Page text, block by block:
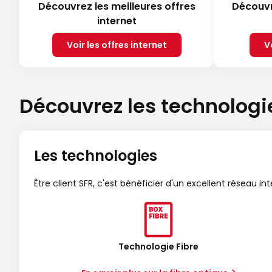
Découvrez les meilleures offres
internet
Voir les offres internet
Découvrez les
Les technologies
Être client SFR, c'est bénéficier d'un excellent réseau
Technologie Fibre